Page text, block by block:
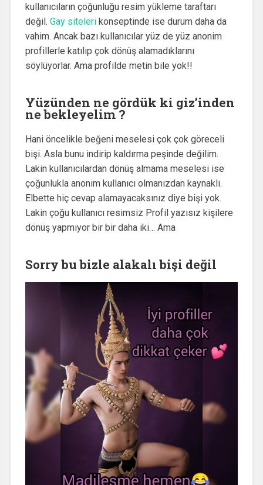
kullanıcıların çoğunluğu resim yükleme taraftarı
değil. Gay sitelerikonseptinde ise durum daha da
vahim. Ancak bazı kullanıcılar yüz de yüz anonim
profillerle katılıp çok dönüş alamadıklarını
söylüyorlar. Ama profilde metin bile yok!!
Yüzünden ne gördük ki giz’inden
ne bekleyelim ?
Hani öncelikle beğeni meselesi çok çok göreceli
bişi. Asla bunu indirip kaldırma peşinde değilim.
Lakin kullanıcılardan dönüş almama meselesi ise
çoğunlukla anonim kullanıcı olmanızdan kaynaklı.
Elbette hiç cevap alamayacaksınız diye bişi yok.
Lakin çoğu kullanıcı resimsiz Profil yazısız kişilere
dönüş yapmıyor bir bir daha iki… Ama
Sorry bu bizle alakalı bişi değil